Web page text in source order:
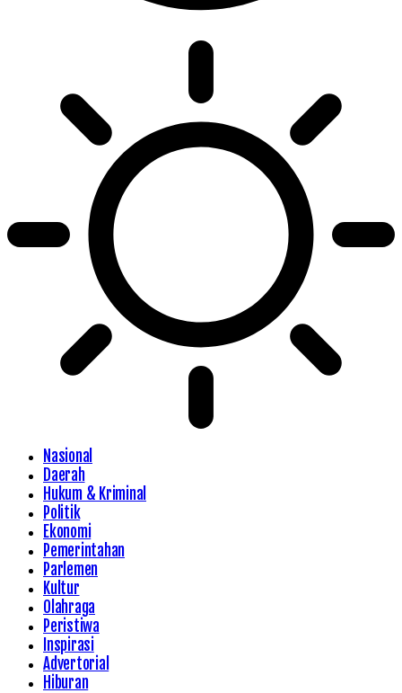
Nasional
Daerah
Hukum & Kriminal
Politik
Ekonomi
Pemerintahan
Parlemen
Kultur
Olahraga
Peristiwa
Inspirasi
Advertorial
Hiburan